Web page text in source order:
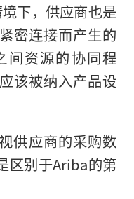
下，供应商也是
密连接而产生的
间资源的协同程
该被纳入产品设
供应商的采购数
区别于Ariba的第